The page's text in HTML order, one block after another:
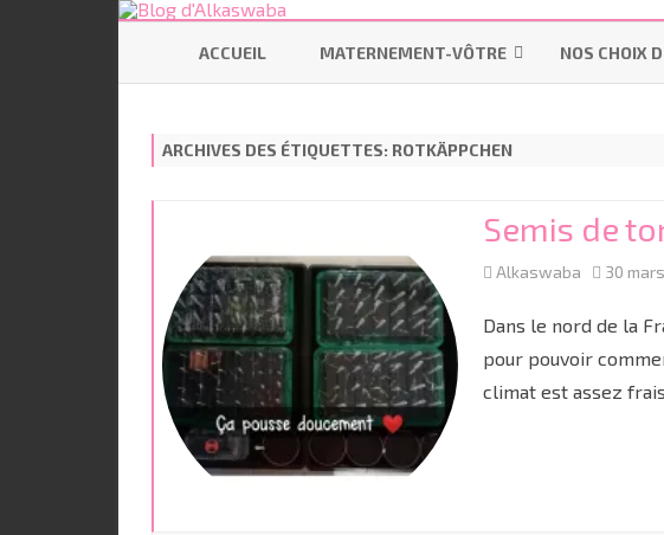
ACCUEIL MATERNEMENT-VÔTRE
PROJET DE
ALLAITEMENT
BÉBÉ ÉCOLO
LINGETTES
NOS CHOIX
ARCHIVES DES ÉTIQUETTES: ROTKÄPPCHEN
Semis de
Alkaswaba 30
Dans le nord de la
pour pouvoir
climat est assez